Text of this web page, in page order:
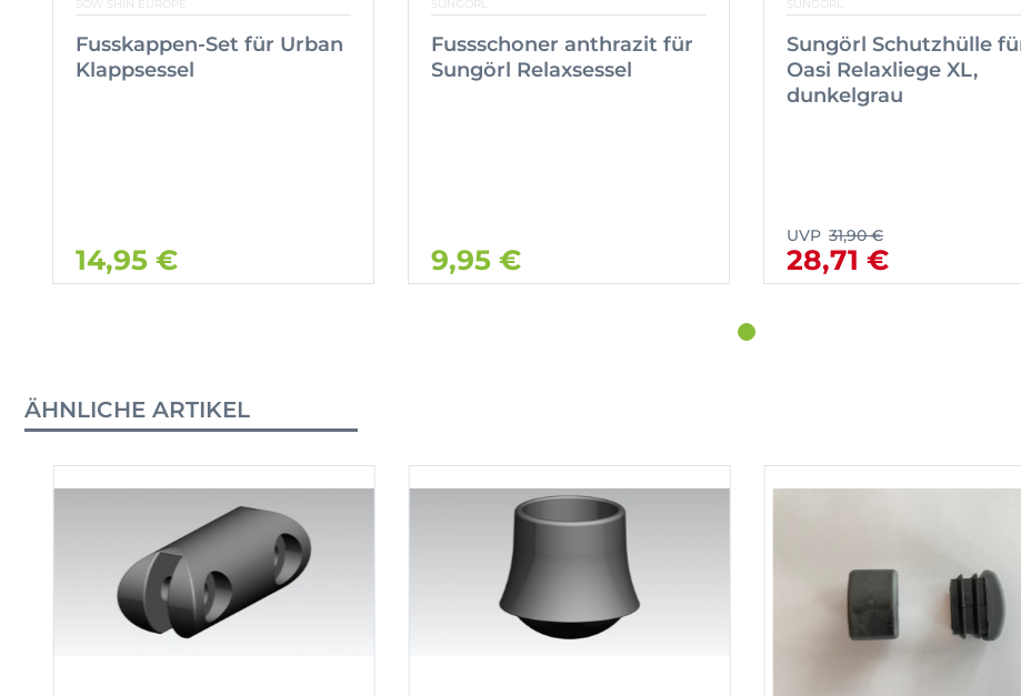
SOW SHIN EUROPE
Fusskappen-Set für Urban
Klappsessel
14,95 €
SUNGÖRL
Fussschoner anthrazit für
Sungörl Relaxsessel
9,95 €
SUNGÖRL
Sungörl Schutzhülle
Oasi Relaxliege XL,
dunkelgrau
UVP 31,90 €
28,71 €
ÄHNLICHE ARTIKEL